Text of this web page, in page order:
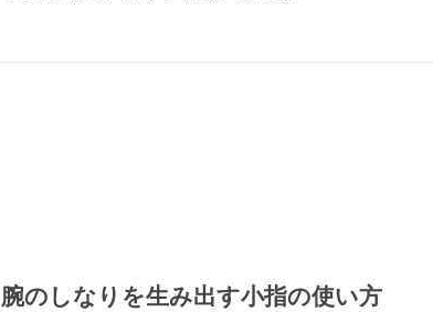
腕のしなりを生み出す小指の使い方